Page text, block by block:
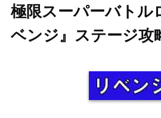
極限スーパーバトル
ベンジ』ステージ攻